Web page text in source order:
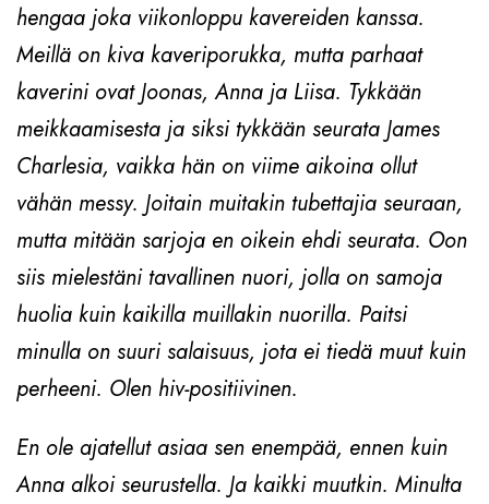
hengaa joka viikonloppu kavereiden kanssa.
Meillä on kiva kaveriporukka, mutta parhaat
kaverini ovat Joonas, Anna ja Liisa. Tykkään
meikkaamisesta ja siksi tykkään seurata James
Charlesia, vaikka hän on viime aikoina ollut
vähän messy. Joitain muitakin tubettajia seuraan,
mutta mitään sarjoja en oikein ehdi seurata. Oon
siis mielestäni tavallinen nuori, jolla on samoja
huolia kuin kaikilla muillakin nuorilla. Paitsi
minulla on suuri salaisuus, jota ei tiedä muut kuin
perheeni. Olen hiv-positiivinen.
En ole ajatellut asiaa sen enempää, ennen kuin
Anna alkoi seurustella. Ja kaikki muutkin. Minulta